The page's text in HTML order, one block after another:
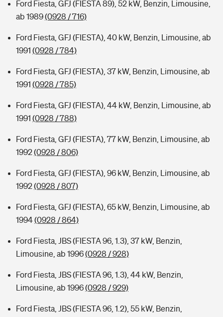
Ford Fiesta, GFJ (FIESTA 89), 52 kW, Benzin, Limousine,
ab 1989(0928 / 716)
Ford Fiesta, GFJ (FIESTA), 40 kW, Benzin, Limousine, ab
1991 (0928 / 784)
Ford Fiesta, GFJ (FIESTA), 37 kW, Benzin, Limousine, ab
1991 (0928 / 785)
Ford Fiesta, GFJ (FIESTA), 44 kW, Benzin, Limousine, ab
1991 (0928 / 788)
Ford Fiesta, GFJ (FIESTA), 77 kW, Benzin, Limousine, ab
1992(0928 / 806)
Ford Fiesta, GFJ (FIESTA), 96 kW, Benzin, Limousine, ab
1992(0928 / 807)
Ford Fiesta, GFJ (FIESTA), 65 kW, Benzin, Limousine, ab
1994(0928 / 864)
Ford Fiesta, JBS (FIESTA 96, 1.3), 37 kW, Benzin,
Limousine, ab 1996(0928 / 928)
Ford Fiesta, JBS (FIESTA 96, 1.3), 44 kW, Benzin,
Limousine, ab 1996(0928 / 929)
Ford Fiesta, JBS (FIESTA 96, 1.2), 55 kW, Benzin,